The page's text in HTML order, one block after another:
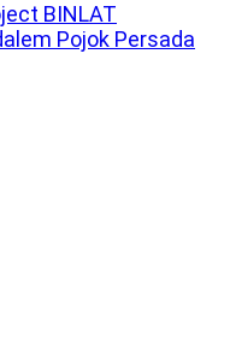
BINLAT
Pojok Persada